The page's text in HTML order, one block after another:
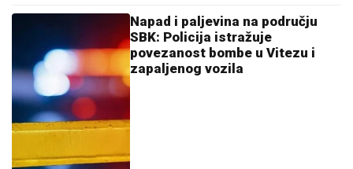
Napad i paljevina na području
SBK: Policija istražuje
povezanost bombe u Vitezu i
zapaljenog vozila